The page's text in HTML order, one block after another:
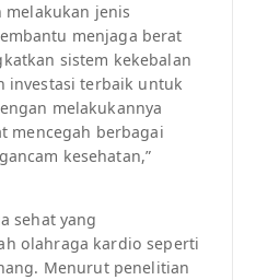
jenis
menjaga berat
sistem kekebalan
investasi terbaik untuk
melakukannya
mencegah berbagai
kesehatan,”
sehat yang
olahraga kardio seperti
Menurut penelitian